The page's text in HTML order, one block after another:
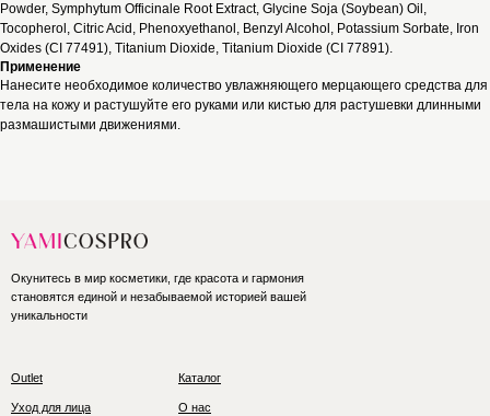
Powder, Symphytum Officinale Root Extract, Glycine Soja (Soybean) Oil,
Tocopherol, Citric Acid, Phenoxyethanol, Benzyl Alcohol, Potassium Sorbate, Iron
Oxides (CI 77491), Titanium Dioxide, Titanium Dioxide (CI 77891).
Применение
Нанесите необходимое количество увлажняющего мерцающего средства для
тела на кожу и растушуйте его руками или кистью для растушевки длинными
размашистыми движениями.
Outlet
Окунитесь в мир косметики, где красота и гармония
становятся единой и незабываемой историей вашей
уникальности
Уход для лица
Каталог
О нас